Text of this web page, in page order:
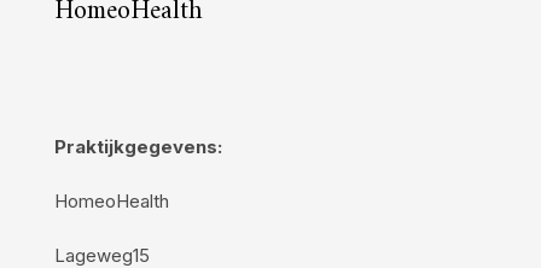
HomeoHealth
Praktijkgegevens:
HomeoHealth
Lageweg15